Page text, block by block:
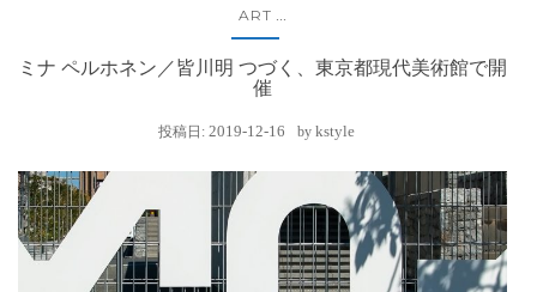
ART ...
ミナ ペルホネン／皆川明 つづく、東京都現代美術館で開
催
投稿日: 2019-12-16 by kstyle